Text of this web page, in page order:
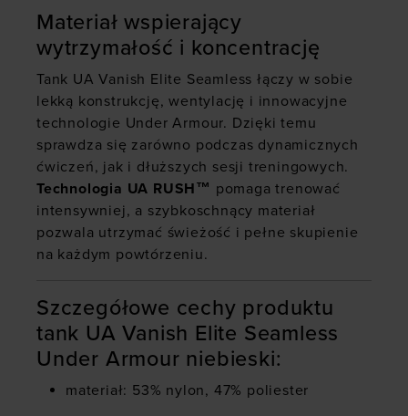
Materiał wspierający
wytrzymałość i koncentrację
Tank UA Vanish Elite Seamless łączy w sobie
lekką konstrukcję, wentylację i innowacyjne
technologie Under Armour. Dzięki temu
sprawdza się zarówno podczas dynamicznych
ćwiczeń, jak i dłuższych sesji treningowych.
Technologia UA RUSH™ pomaga trenować
intensywniej, a szybkoschnący materiał
pozwala utrzymać świeżość i pełne skupienie
na każdym powtórzeniu.
Szczegółowe cechy produktu
tank UA Vanish Elite Seamless
Under Armour niebieski:
materiał: 53% nylon, 47% poliester